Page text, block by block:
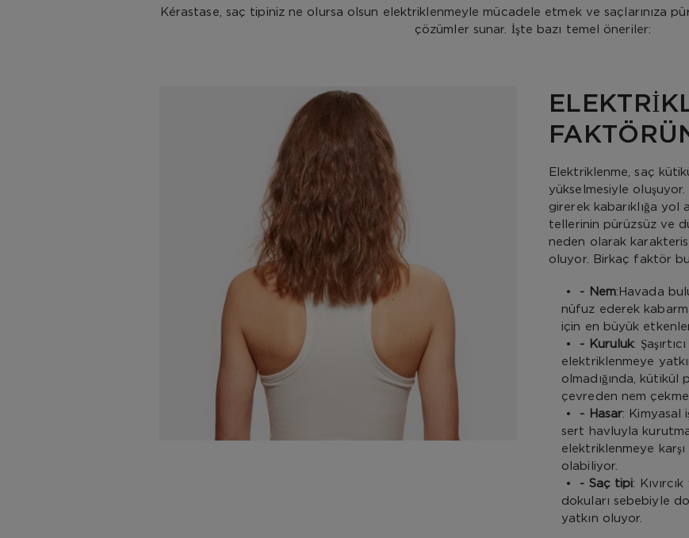
Kérastase, saç tipiniz ne olursa olsun elektriklenmeyle mücadele etmek ve saçlarınıza
çözümler sunar. İşte bazı temel öneriler:
Elektriklenme, saç
yükselmesiyle
girerek kabarıklığa yol
tellerinin pürüzsüz ve
neden olarak
oluyor. Birkaç faktör
• - Nem:Havada
nüfuz ederek
için en büyük
• - Kuruluk:
elektriklenmeye
olmadığında, kütikül
çevreden nem
• - Hasar: Kimyasal
sert havluyla
elektriklenmeye
olabiliyor.
• - Saç tipi:
dokuları sebebiyle
yatkın oluyor.